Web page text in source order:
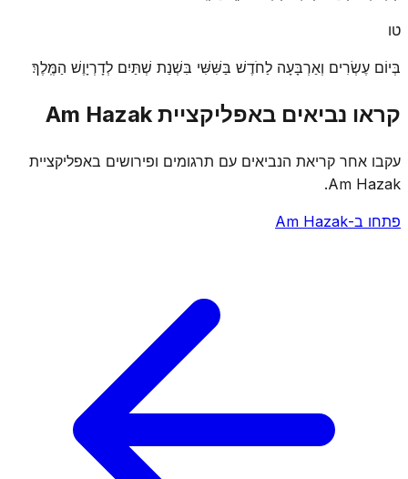
טו
בְּיוֹם עֶשְׂרִים וְאַרְבָּעָה לַחֹדֶשׁ בַּשִּׁשִּׁי בִּשְׁנַת שְׁתַּיִם לְדָרְיָוֶשׁ הַמֶּֽלֶךְ׃
קראו נביאים באפליקציית Am Hazak
עקבו אחר קריאת הנביאים עם תרגומים ופירושים באפליקציית
Am Hazak.
פתחו ב-Am Hazak